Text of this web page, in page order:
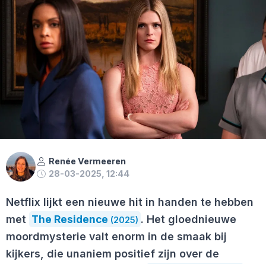
Renée Vermeeren
28-03-2025, 12:44
Netflix lijkt een nieuwe hit in handen te hebben
met The Residence (2025) . Het gloednieuwe
moordmysterie valt enorm in de smaak bij
kijkers, die unaniem positief zijn over de